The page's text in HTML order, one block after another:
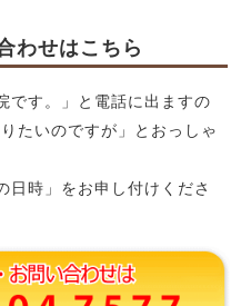
わせはこちら
です。」と電話に出ますの
たいのですが」とおっしゃ
日時」をお申し付けくださ